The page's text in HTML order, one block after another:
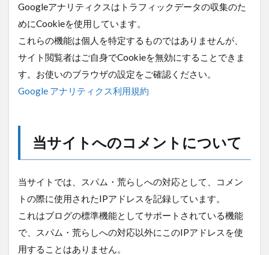
Googleアナリティクスはトラフィックデータの収集のた
めにCookieを使用しています。
これらの機能は個人を特定するものではありませんが、
サイト閲覧者はご自身でCookieを無効にすることできま
す。お使いのブラウザの設定をご確認ください。
Google アナリティクス利用規約
当サイトへのコメントについて
当サイトでは、スパム・荒らしへの対応として、コメン
トの際に使用されたIPアドレスを記録しています。
これはブログの標準機能としてサポートされている機能
で、スパム・荒らしへの対応以外にこのIPアドレスを使
用することはありません。